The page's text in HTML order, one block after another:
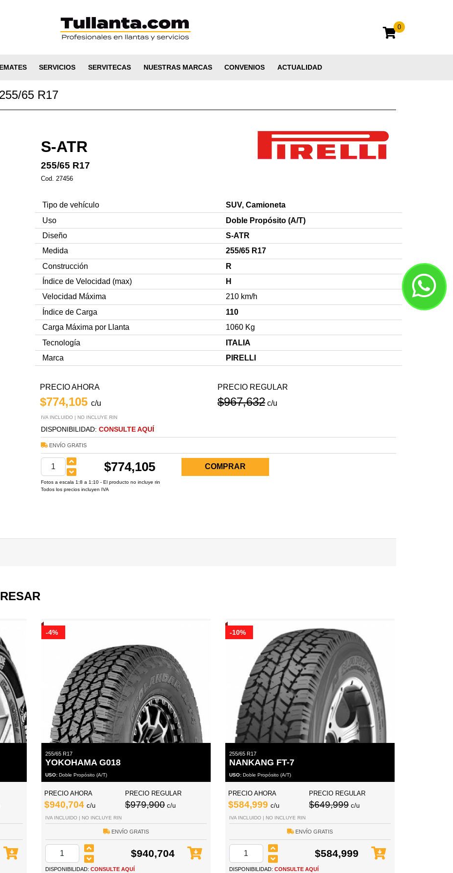
0
SERVICIOS SERVITECAS NUESTRAS MARCAS CONVENIOS ACTUALIDAD
65 R17
S-ATR
255/65 R17
Cod. 27456
Tipo de vehículo
SUV, Camioneta
Uso
Doble Propósito (A/T)
Diseño
S-ATR
Medida
255/65 R17
Construcción
R
Índice de Velocidad (max)
H
Velocidad Máxima
210 km/h
Índice de Carga
110
Carga Máxima por Llanta
1060 Kg
Tecnología
ITALIA
Marca
PIRELLI
PRECIO AHORA
$774,105 c/u
PRECIO REGULAR
$967,632 c/u
IVA INCLUIDO | NO INCLUYE RIN
DISPONIBILIDAD: CONSULTE AQUÍ
ENVÍO GRATIS
$774,105 COMPRAR
Fotos a escala 1:8 a 1:10 - El producto no incluye rin
Todos los precios incluyen IVA
-4%
255/65 R17
YOKOHAMA G018
USO: Doble Propósito (A/T)
PRECIO AHORA
$940,704 c/u
PRECIO REGULAR
$979,900 c/u
IVA INCLUIDO | NO INCLUYE RIN
ENVÍO GRATIS
$940,704
DISPONIBILIDAD: CONSULTE AQUÍ
-10%
255/65 R17
NANKANG FT-7
USO: Doble Propósito (A/T)
PRECIO AHORA
$584,999 c/u
PRECIO REGULAR
$649,999 c/u
IVA INCLUIDO | NO INCLUYE RIN
ENVÍO GRATIS
$584,999
DISPONIBILIDAD: CONSULTE AQUÍ